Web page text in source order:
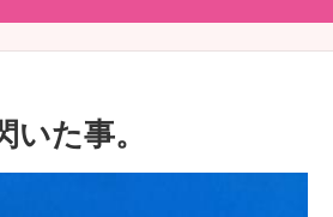
た事。